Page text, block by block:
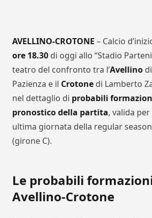
AVELLINO-CROTONE – Calcio
ore 18.30 di oggi allo “Stadio
teatro del confronto tra l’Avellino
Pazienza e il Crotone di Lamberto
nel dettaglio di probabili
pronostico della partita, valida
ultima giornata della regular
(girone C).
Le probabili
Avellino-Crotone